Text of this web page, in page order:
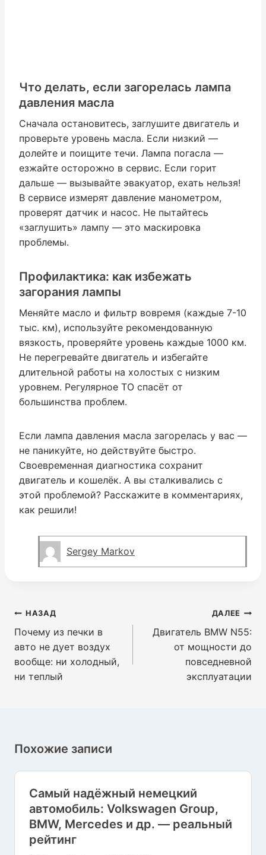
Что делать, если загорелась лампа
давления масла
Сначала остановитесь, заглушите двигатель и
проверьте уровень масла. Если низкий —
долейте и поищите течи. Лампа погасла —
езжайте осторожно в сервис. Если горит
дальше — вызывайте эвакуатор, ехать нельзя!
В сервисе измерят давление манометром,
проверят датчик и насос. Не пытайтесь
«заглушить» лампу — это маскировка
проблемы.
Профилактика: как избежать
загорания лампы
Меняйте масло и фильтр вовремя (каждые 7-10
тыс. км), используйте рекомендованную
вязкость, проверяйте уровень каждые 1000 км.
Не перегревайте двигатель и избегайте
длительной работы на холостых с низким
уровнем. Регулярное ТО спасёт от
большинства проблем.
Если лампа давления масла загорелась у вас —
не паникуйте, но действуйте быстро.
Своевременная диагностика сохранит
двигатель и кошелёк. А вы сталкивались с
этой проблемой? Расскажите в комментариях,
как решили!
Sergey Markov
Навигация
по
записям
НАЗАД
Почему из печки в
авто не дует воздух
вообще: ни холодный,
ни теплый
ДАЛЕЕ
Двигатель BMW N55:
от мощности до
повседневной
эксплуатации
Похожие записи
Самый надёжный немецкий
автомобиль: Volkswagen Group,
BMW, Mercedes и др. — реальный
рейтинг